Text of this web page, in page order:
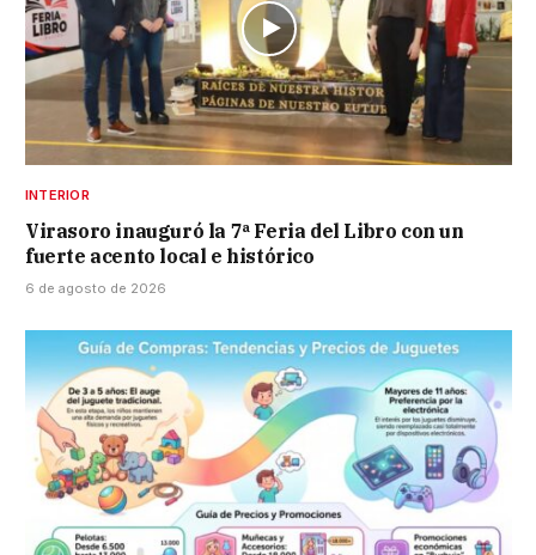
INTERIOR
Virasoro inauguró la 7ª Feria del Libro con un
fuerte acento local e histórico
6 de agosto de 2026